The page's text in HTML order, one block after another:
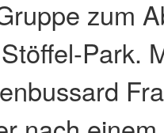
zum
Park.